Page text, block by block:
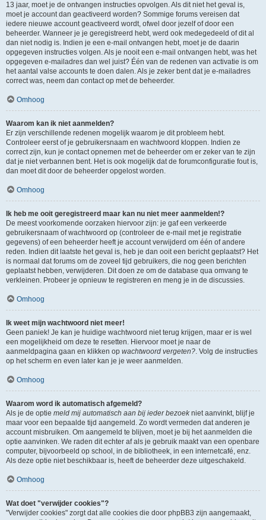
13 jaar, moet je de ontvangen instructies opvolgen. Als dit niet het geval is,
moet je account dan geactiveerd worden? Sommige forums vereisen dat
iedere nieuwe account geactiveerd wordt, ofwel door jezelf of door een
beheerder. Wanneer je je geregistreerd hebt, werd ook medegedeeld of dit al
dan niet nodig is. Indien je een e-mail ontvangen hebt, moet je de daarin
opgegeven instructies volgen. Als je nooit een e-mail ontvangen hebt, was het
opgegeven e-mailadres dan wel juist? Één van de redenen van activatie is om
het aantal valse accounts te doen dalen. Als je zeker bent dat je e-mailadres
correct was, neem dan contact op met de beheerder.
Omhoog
Waarom kan ik niet aanmelden?
Er zijn verschillende redenen mogelijk waarom je dit probleem hebt.
Controleer eerst of je gebruikersnaam en wachtwoord kloppen. Indien ze
correct zijn, kun je contact opnemen met de beheerder om er zeker van te zijn
dat je niet verbannen bent. Het is ook mogelijk dat de forumconfiguratie fout is,
dan moet dit door de beheerder opgelost worden.
Omhoog
Ik heb me ooit geregistreerd maar kan nu niet meer aanmelden!?
De meest voorkomende oorzaken hiervoor zijn: je gaf een verkeerde
gebruikersnaam of wachtwoord op (controleer de e-mail met je registratie
gegevens) of een beheerder heeft je account verwijderd om één of andere
reden. Indien dit laatste het geval is, heb je dan ooit een bericht geplaatst? Het
is normaal dat forums om de zoveel tijd gebruikers, die nog geen berichten
geplaatst hebben, verwijderen. Dit doen ze om de database qua omvang te
verkleinen. Probeer je opnieuw te registreren en meng je in de discussies.
Omhoog
Ik weet mijn wachtwoord niet meer!
Geen paniek! Je kan je huidige wachtwoord niet terug krijgen, maar er is wel
een mogelijkheid om deze te resetten. Hiervoor moet je naar de
aanmeldpagina gaan en klikken op wachtwoord vergeten?. Volg de instructies
op het scherm en even later kan je je weer aanmelden.
Omhoog
Waarom word ik automatisch afgemeld?
Als je de optie meld mij automatisch aan bij ieder bezoekniet aanvinkt, blijf je
maar voor een bepaalde tijd aangemeld. Zo wordt vermeden dat anderen je
account misbruiken. Om aangemeld te blijven, moet je bij het aanmelden die
optie aanvinken. We raden dit echter af als je gebruik maakt van een openbare
computer, bijvoorbeeld op school, in de bibliotheek, in een internetcafé, enz.
Als deze optie niet beschikbaar is, heeft de beheerder deze uitgeschakeld.
Omhoog
Wat doet "verwijder cookies"?
"Verwijder cookies" zorgt dat alle cookies die door phpBB3 zijn aangemaakt,